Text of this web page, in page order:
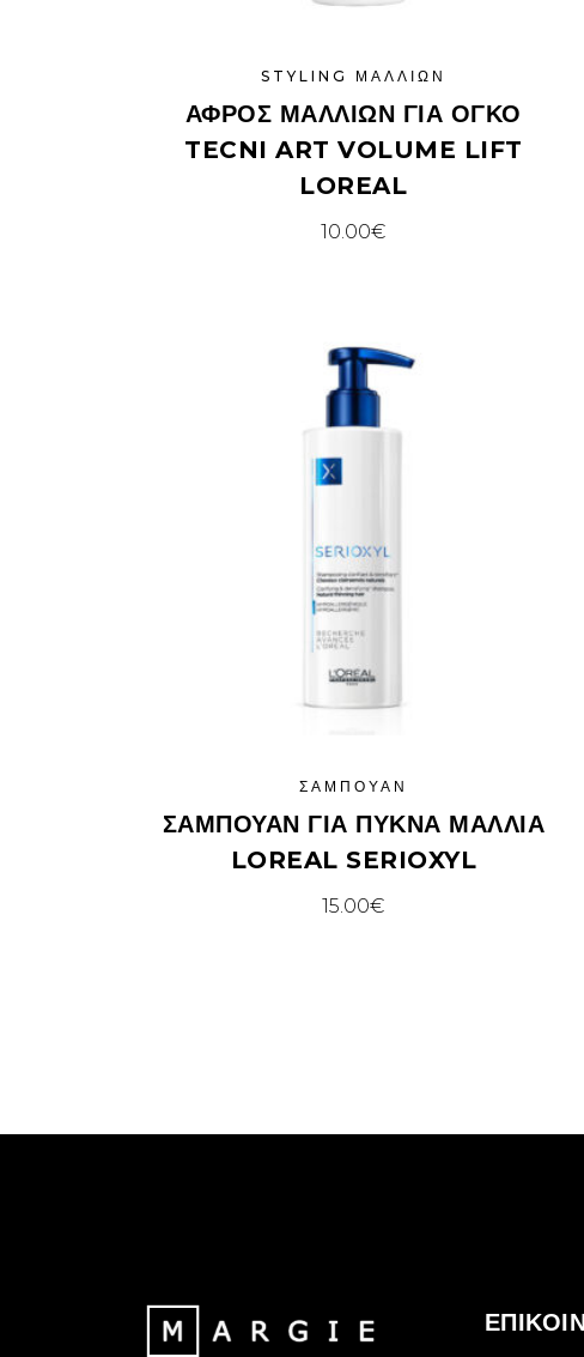
STYLING ΜΑΛΛΙΏΝ
ΑΦΡΌΣ ΜΑΛΛΙΏΝ ΓΙΑ ΌΓΚΟ
TECNI ART VOLUME LIFT
LOREAL
10.00€
ΣΑΜΠΟΥΆΝ
ΣΑΜΠΟΥΆΝ ΓΙΑ ΠΥΚΝΆ ΜΑΛΛΙΆ
LOREAL SERIOXYL
15.00€